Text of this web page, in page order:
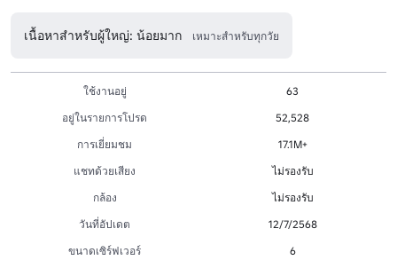
เนื้อหาสำหรับผู้ใหญ่: น้อยมาก เหมาะสำหรับทุกวัย
ใช้งานอยู่
63
อยู่ในรายการโปรด
52,528
การเยี่ยมชม
17.1M+
แชทด้วยเสียง
ไม่รองรับ
กล้อง
ไม่รองรับ
วันที่อัปเดต
12/7/2568
ขนาดเซิร์ฟเวอร์
6